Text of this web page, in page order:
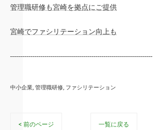
管理職研修も宮崎を拠点にご提供
宮崎でファシリテーション向上も
----------------------------------------------------------------------
中小企業 管理職研修 ファシリテーション
< 前のページ 一覧に戻る